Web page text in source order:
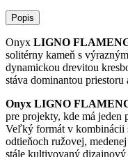
Popis
Onyx LIGNO
solitérny kameň s
dynamickou drevitou
stáva dominantou
Onyx LIGNO
pre projekty, kde má
Veľký formát v kombinácii
odtieňoch ružovej,
stále kultivovaný